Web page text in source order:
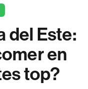
del Este:
en
top?